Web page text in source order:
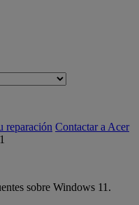
reparación Contactar a Acer
sobre Windows 11.